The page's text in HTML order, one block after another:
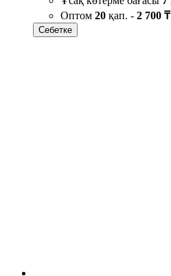
Оптом 20 қап. - 2 700 ₸
Себетке